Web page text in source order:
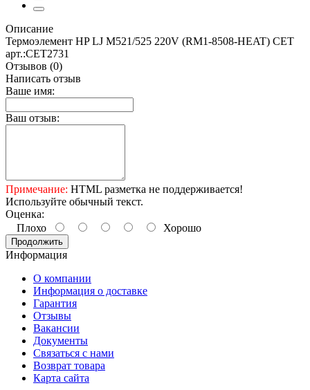
Описание
Термоэлемент HP LJ M521/525 220V (RM1-8508-HEAT) CET
арт.:CET2731
Отзывов (0)
Написать отзыв
Ваше имя:
Ваш отзыв:
Примечание: HTML разметка не поддерживается!
Используйте обычный текст.
Оценка:
Плохо
Хорошо
Продолжить
Информация
О компании
Информация о доставке
Гарантия
Отзывы
Вакансии
Документы
Связаться с нами
Возврат товара
Карта сайта